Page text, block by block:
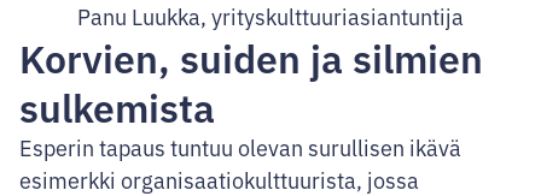
Panu Luukka, yrityskulttuuriasiantuntija
Korvien, suiden ja silmien
sulkemista
Esperin tapaus tuntuu olevan surullisen ikävä
esimerkki organisaatiokulttuurista, jossa